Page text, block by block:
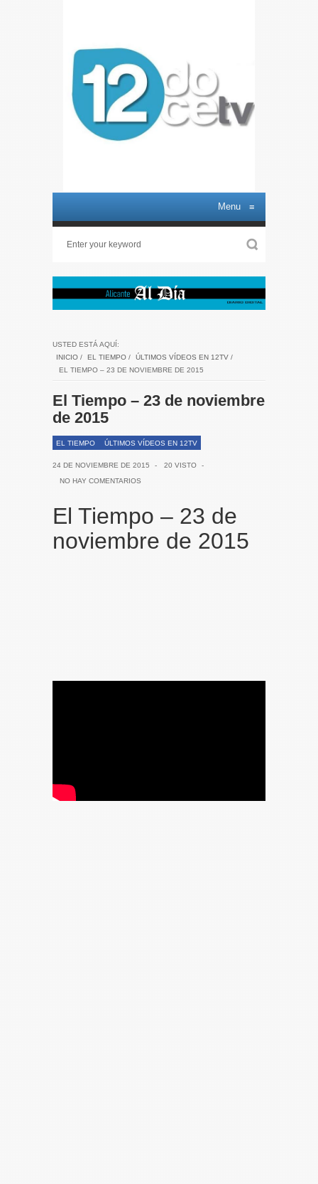
Menu ≡
USTED ESTÁ AQUÍ:
INICIO / EL TIEMPO / ÚLTIMOS VÍDEOS EN 12TV /
EL TIEMPO – 23 DE NOVIEMBRE DE 2015
El Tiempo – 23 de noviembre
de 2015
EL TIEMPO ÚLTIMOS VÍDEOS EN 12TV
24 DE NOVIEMBRE DE 2015 - 20 VISTO
-
NO HAY COMENTARIOS
El Tiempo – 23 de
noviembre de 2015